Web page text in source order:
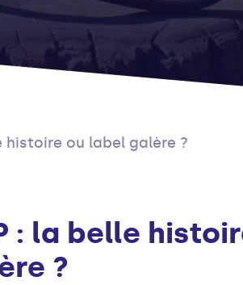
histoire ou label galère ?
: la belle
?